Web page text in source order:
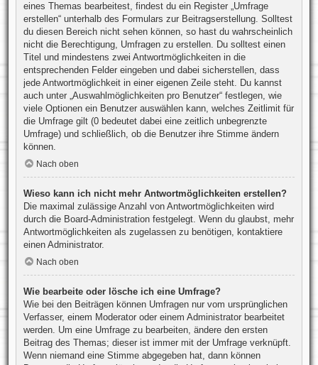
eines Themas bearbeitest, findest du ein Register „Umfrage
erstellen“ unterhalb des Formulars zur Beitragserstellung. Solltest
du diesen Bereich nicht sehen können, so hast du wahrscheinlich
nicht die Berechtigung, Umfragen zu erstellen. Du solltest einen
Titel und mindestens zwei Antwortmöglichkeiten in die
entsprechenden Felder eingeben und dabei sicherstellen, dass
jede Antwortmöglichkeit in einer eigenen Zeile steht. Du kannst
auch unter „Auswahlmöglichkeiten pro Benutzer“ festlegen, wie
viele Optionen ein Benutzer auswählen kann, welches Zeitlimit für
die Umfrage gilt (0 bedeutet dabei eine zeitlich unbegrenzte
Umfrage) und schließlich, ob die Benutzer ihre Stimme ändern
können.
Nach oben
Wieso kann ich nicht mehr Antwortmöglichkeiten erstellen?
Die maximal zulässige Anzahl von Antwortmöglichkeiten wird
durch die Board-Administration festgelegt. Wenn du glaubst, mehr
Antwortmöglichkeiten als zugelassen zu benötigen, kontaktiere
einen Administrator.
Nach oben
Wie bearbeite oder lösche ich eine Umfrage?
Wie bei den Beiträgen können Umfragen nur vom ursprünglichen
Verfasser, einem Moderator oder einem Administrator bearbeitet
werden. Um eine Umfrage zu bearbeiten, ändere den ersten
Beitrag des Themas; dieser ist immer mit der Umfrage verknüpft.
Wenn niemand eine Stimme abgegeben hat, dann können